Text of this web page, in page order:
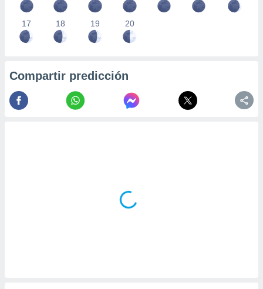
17 18 19 20
Compartir predicción